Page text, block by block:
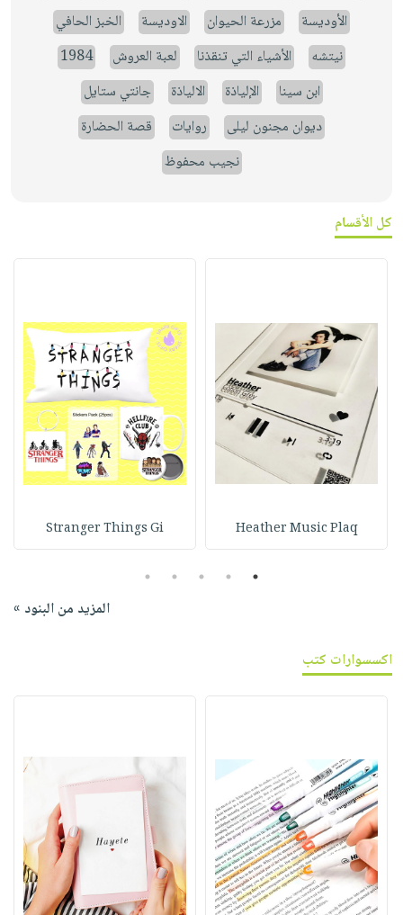
الأوديسة
مزرعة الحيوان الاوديسة
الخبز الحافي
نيتشه
الأشياء التي تنقذنا لعبة العروش
1984
ابن سينا
الإلياذة الالياذة
جانتي ستايل
ديوان مجنون ليلى
روايات
قصة الحضارة
نجيب محفوظ
كل الأقسام
Heather Music Plaq
Stranger Things Gi
1
2
3
4
5
المزيد من البنود »
اكسسوارات كتب